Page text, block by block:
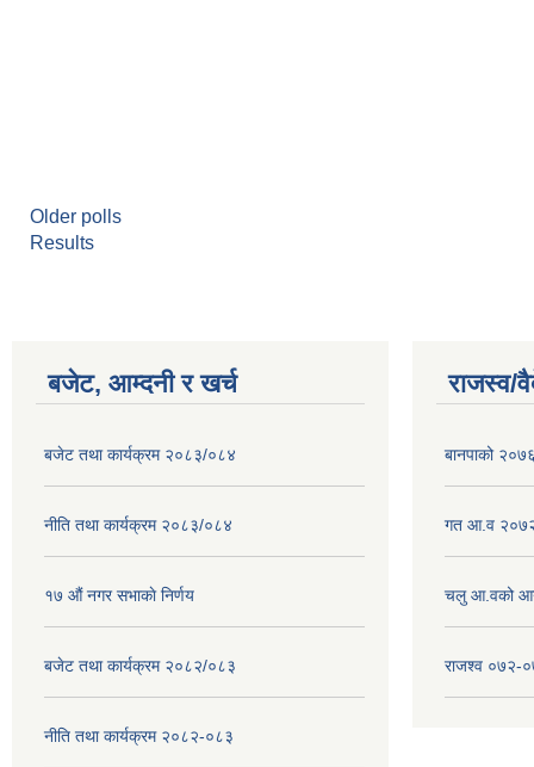
Older polls
Results
बजेट, आम्दनी र खर्च
बजेट तथा कार्यक्रम २०८३/०८४
नीति तथा कार्यक्रम २०८३/०८४
१७ ‌‍औं नगर सभाकाे निर्णय
बजेट तथा कार्यक्रम २०८२/०८३
नीति तथा कार्यक्रम २०८२-०८३
राजस्व/
बानपाको
गत आ.व
चलु आ.वको
राजश्व ०७२-